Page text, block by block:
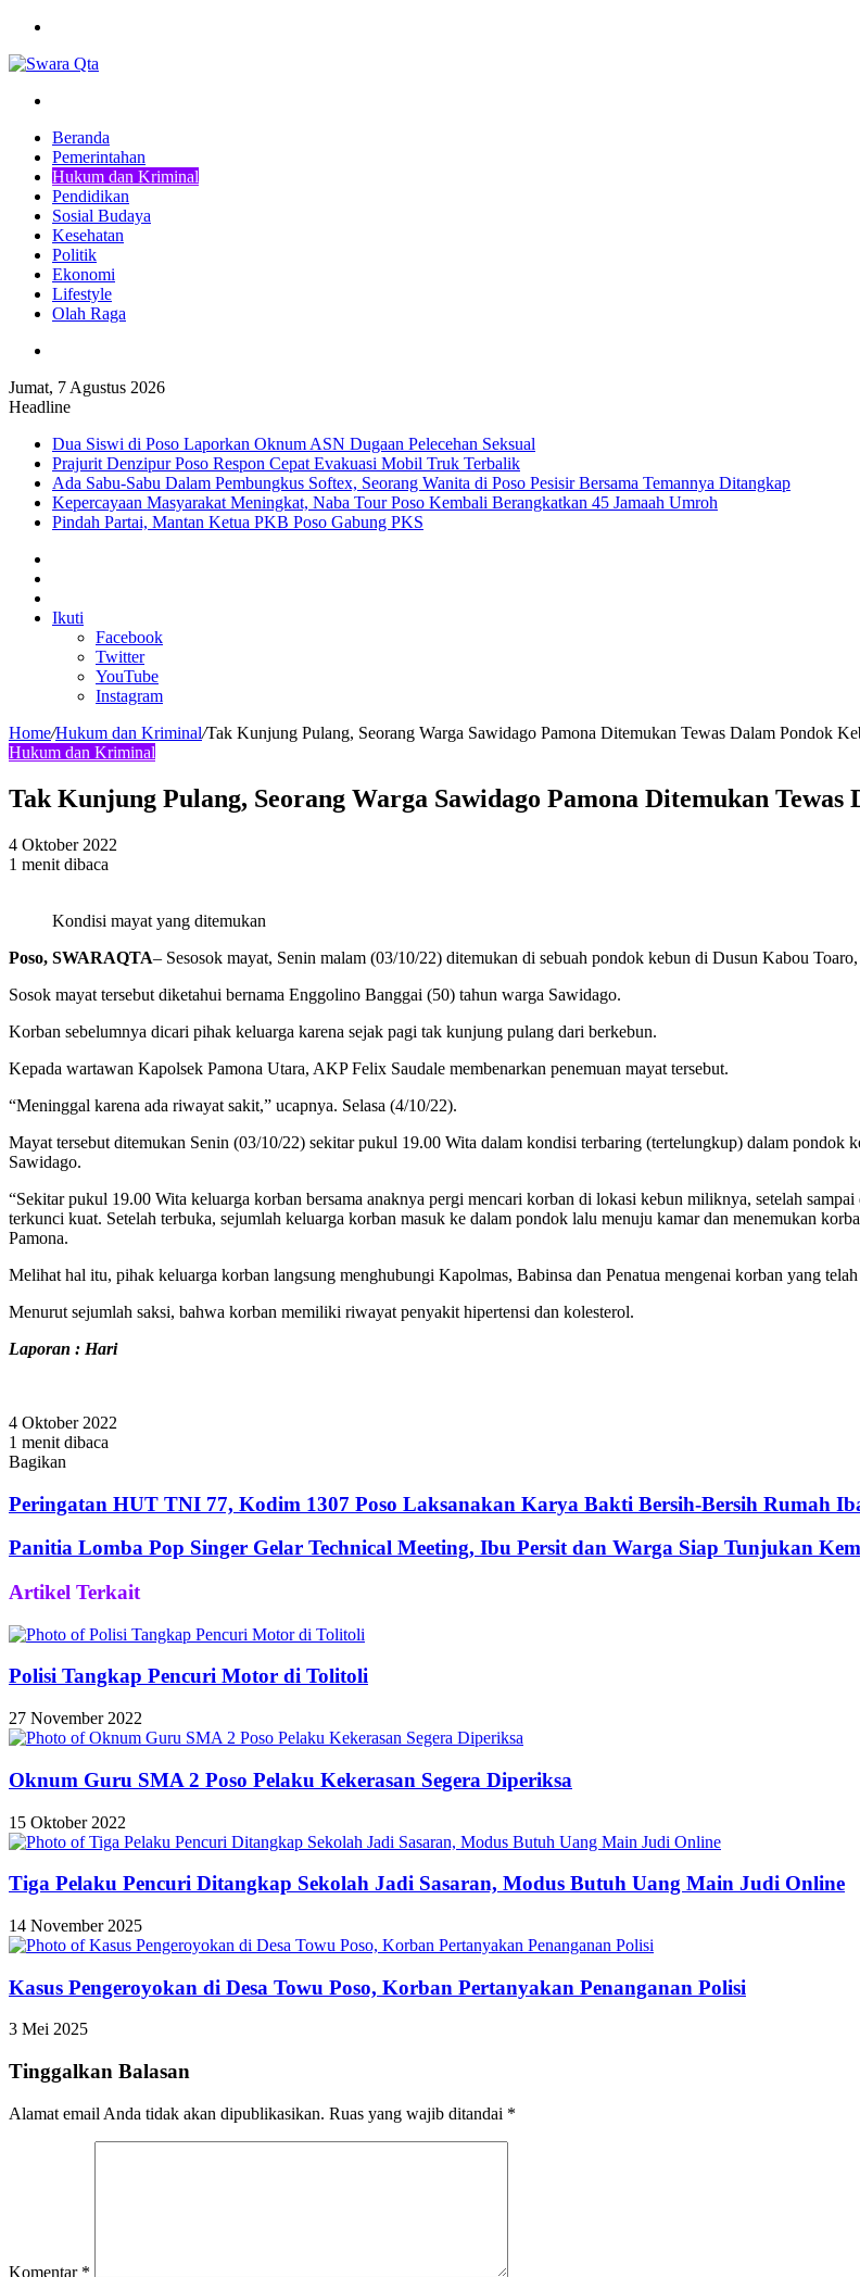
Beranda
Pemerintahan
Hukum dan Kriminal
Pendidikan
Sosial Budaya
Kesehatan
Politik
Ekonomi
Lifestyle
Olah Raga
Jumat, 7 Agustus 2026
Headline
Dua Siswi di Poso Laporkan Oknum ASN Dugaan Pelecehan Seksual
Prajurit Denzipur Poso Respon Cepat Evakuasi Mobil Truk Terbalik
Ada Sabu-Sabu Dalam Pembungkus Softex, Seorang Wanita di Poso Pesisir Bersama Temannya Ditangkap
Kepercayaan Masyarakat Meningkat, Naba Tour Poso Kembali Berangkatkan 45 Jamaah Umroh
Pindah Partai, Mantan Ketua PKB Poso Gabung PKS
In
Ikuti
Facebook
Twitter
YouTube
Instagram
Home/Hukum dan Kriminal/Tak Kunjung Pulang, Seorang Warga Sawidago Pamona Ditemukan Tewas Dalam Pondok
Hukum dan Kriminal
Tak Kunjung Pulang, Seorang Warga Sawidago Pamona Ditemukan Tewas
4 Oktober 2022
1 menit dibaca
Kondisi mayat yang ditemukan
Poso, SWARAQTA– Sesosok mayat, Senin malam (03/10/22) ditemukan di sebuah pondok kebun di Dusun Kabou
Sosok mayat tersebut diketahui bernama Enggolino Banggai (50) tahun warga Sawidago.
Korban sebelumnya dicari pihak keluarga karena sejak pagi tak kunjung pulang dari berkebun.
Kepada wartawan Kapolsek Pamona Utara, AKP Felix Saudale membenarkan penemuan mayat tersebut.
“Meninggal karena ada riwayat sakit,” ucapnya. Selasa (4/10/22).
Mayat tersebut ditemukan Senin (03/10/22) sekitar pukul 19.00 Wita dalam kondisi terbaring (tertelungkup) dalam
Sawidago.
“Sekitar pukul 19.00 Wita keluarga korban bersama anaknya pergi mencari korban di lokasi kebun miliknya, setelah
terkunci kuat. Setelah terbuka, sejumlah keluarga korban masuk ke dalam pondok lalu menuju kamar dan menemukan
Pamona.
Melihat hal itu, pihak keluarga korban langsung menghubungi Kapolmas, Babinsa dan Penatua mengenai korban yang
Menurut sejumlah saksi, bahwa korban memiliki riwayat penyakit hipertensi dan kolesterol.
Laporan : Hari
4 Oktober 2022
1 menit dibaca
Bagikan
via
Email
Peringatan HUT TNI 77, Kodim 1307 Poso Laksanakan Karya Bakti Bersih-Bersih Rumah
Panitia Lomba Pop Singer Gelar Technical Meeting, Ibu Persit dan Warga Siap Tunjukan
Artikel Terkait
Polisi Tangkap Pencuri Motor di Tolitoli
27 November 2022
Oknum Guru SMA 2 Poso Pelaku Kekerasan Segera Diperiksa
15 Oktober 2022
Tiga Pelaku Pencuri Ditangkap Sekolah Jadi Sasaran, Modus Butuh Uang Main Judi Online
14 November 2025
Kasus Pengeroyokan di Desa Towu Poso, Korban Pertanyakan Penanganan Polisi
3 Mei 2025
Tinggalkan Balasan
Alamat email Anda tidak akan dipublikasikan. Ruas yang wajib ditandai *
Komentar *